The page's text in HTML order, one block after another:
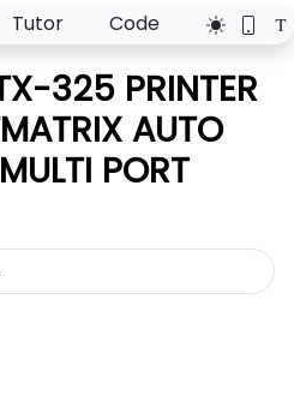
Tutor Code
325 PRINTER
AUTO
PORT